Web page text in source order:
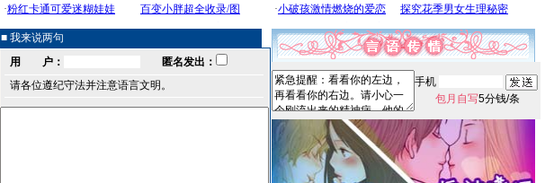
■ 我来说两句
用 户：
匿名发出：
请各位遵纪守法并注意语言文明。
手机
包月自写5分钱/条